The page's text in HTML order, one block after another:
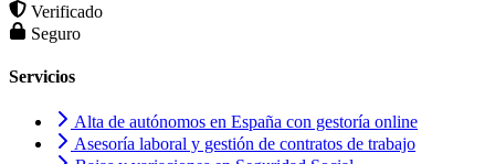
Verificado
Seguro
Servicios
Alta de autónomos en España con gestoría online
Asesoría laboral y gestión de contratos de trabajo